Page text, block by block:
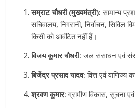
सम्राट चौधरी (मुख्यमंत्री): सामान्य
सचिवालय, निगरानी, निर्वाचन, सिविल
किसी को आवंटित नहीं हैं।
विजय कुमार चौधरी: जल संसाधन एवं
बिजेंद्र प्रसाद यादव: वित्त एवं वाणिज्य
श्रवण कुमार: ग्रामीण विकास, सूचना